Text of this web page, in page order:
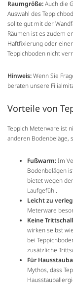
Raumgröße:Auch die
Auswahl des
sollte gut mit der
Räumen ist es zudem
Haftfixierung oder
Teppichboden nicht
Hinweis:Wenn Sie
beraten unsere
Vorteile von
Teppich Meterware ist
anderen Bodenbeläge,
Fußwarm:Im
Bodenbelägen
bietet wegen
Laufgefühl.
Leicht zu
Meterware
Keine
wirken selbst
bei
zusätzliche
Für
Mythos, dass